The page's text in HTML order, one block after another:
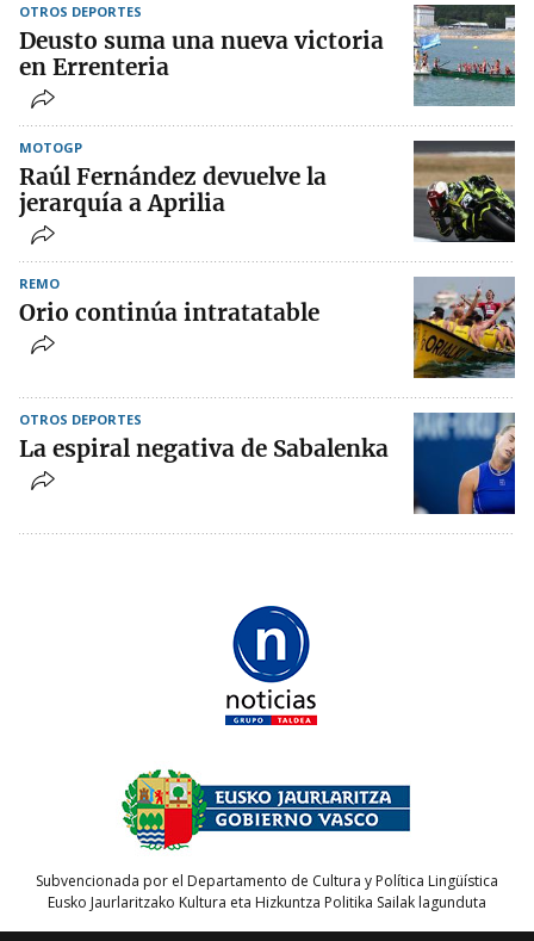
OTROS DEPORTES
Deusto suma una nueva victoria
en Errenteria
MOTOGP
Raúl Fernández devuelve la
jerarquía a Aprilia
REMO
Orio continúa intratatable
OTROS DEPORTES
La espiral negativa de Sabalenka
Subvencionada por el Departamento de Cultura y Política Lingüística
Eusko Jaurlaritzako Kultura eta Hizkuntza Politika Sailak lagunduta